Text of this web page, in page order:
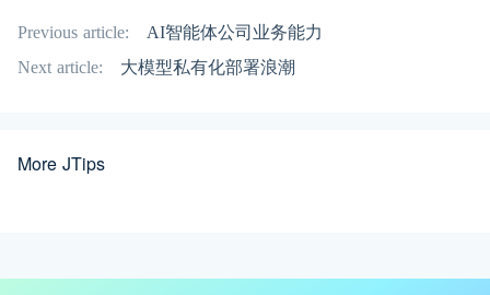
Previous article:
AI智能体公司业务能力
Next article:
大模型私有化部署浪潮
More JTips